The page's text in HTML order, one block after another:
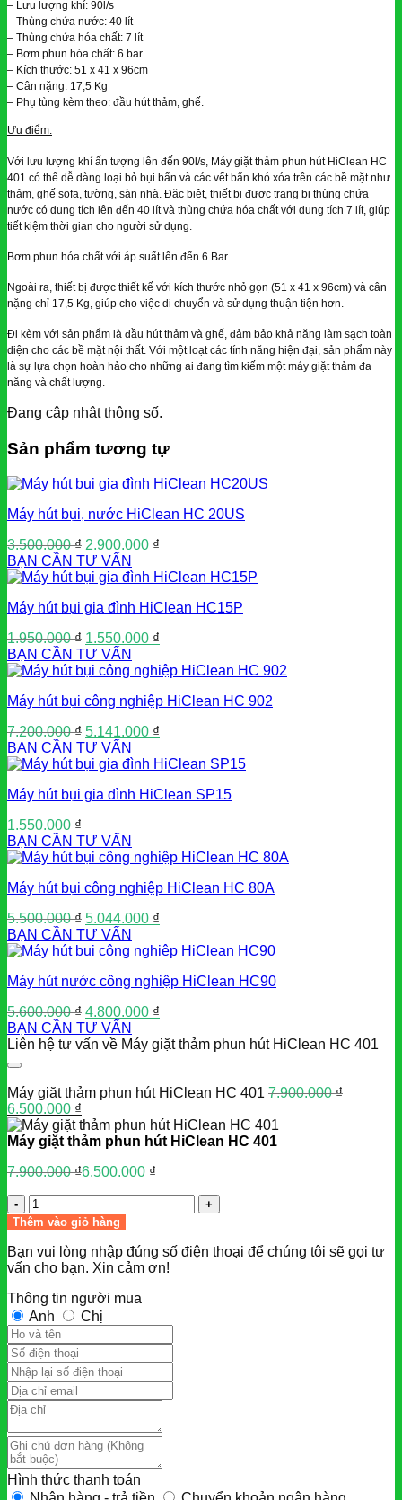
– Lưu lượng khí: 90l/s
– Thùng chứa nước: 40 lít
– Thùng chứa hóa chất: 7 lít
– Bơm phun hóa chất: 6 bar
– Kích thước: 51 x 41 x 96cm
– Cân nặng: 17,5 Kg
– Phụ tùng kèm theo: đầu hút thảm, ghế.
Ưu điểm:
Với lưu lượng khí ấn tượng lên đến 90l/s, Máy giặt thảm phun hút HiClean HC
401 có thể dễ dàng loại bỏ bụi bẩn và các vết bẩn khó xóa trên các bề mặt như
thảm, ghế sofa, tường, sàn nhà. Đặc biệt, thiết bị được trang bị thùng chứa
nước có dung tích lên đến 40 lít và thùng chứa hóa chất với dung tích 7 lít, giúp
tiết kiệm thời gian cho người sử dụng.
Bơm phun hóa chất với áp suất lên đến 6 Bar.
Ngoài ra, thiết bị được thiết kế với kích thước nhỏ gọn (51 x 41 x 96cm) và cân
nặng chỉ 17,5 Kg, giúp cho việc di chuyển và sử dụng thuận tiện hơn.
Đi kèm với sản phẩm là đầu hút thảm và ghế, đảm bảo khả năng làm sạch toàn
diện cho các bề mặt nội thất. Với một loạt các tính năng hiện đại, sản phẩm này
là sự lựa chọn hoàn hảo cho những ai đang tìm kiếm một máy giặt thảm đa
năng và chất lượng.
Đang cập nhật thông số.
Sản phẩm tương tự
Máy hút bụi, nước HiClean HC 20US
3.500.000₫ Giá
gốc
là:
2.900.000 ₫
tại
2.900.000 ₫.
BẠN CẦN TƯ VẤN
Máy hút bụi gia đình HiClean HC15P
1.950.000₫ Giá
gốc
là:
1.550.000 ₫
tại
1.550.000 ₫.
BẠN CẦN TƯ VẤN
Máy hút bụi công nghiệp HiClean HC 902
7.200.000₫ Giá
gốc
là:
5.141.000 ₫
tại
5.141.000 ₫.
BẠN CẦN TƯ VẤN
Máy hút bụi gia đình HiClean SP15
1.550.000 ₫
BẠN CẦN TƯ VẤN
Máy hút bụi công nghiệp HiClean HC 80A
5.500.000₫ Giá
gốc
là:
5.044.000 ₫
tại
5.044.000 ₫.
BẠN CẦN TƯ VẤN
Máy hút nước công nghiệp HiClean HC90
5.600.000₫ Giá
gốc
là:
4.800.000 ₫
tại
BẠN CẦN TƯ VẤN
Liên hệ tư vấn về Máy giặt thảm phun hút HiClean HC 401
Máy giặt thảm phun hút HiClean HC 401 7.900.000₫
Giá
gốc
là:
6.500.000 ₫
hiện
tại
6.500.000 ₫.
Máy giặt thảm phun hút HiClean HC 401
7.900.000₫
Giá
gốc
là:
7.900.000 ₫.
6.500.000 ₫
Giá
hiện
tại
là:
6.500.000 ₫.
Số
lượng
Thêm vào giỏ hàng
Bạn vui lòng nhập đúng số điện thoại để chúng tôi sẽ gọi tư
vấn cho bạn. Xin cảm ơn!
Thông tin người mua
Anh
Chị
Hình thức thanh toán